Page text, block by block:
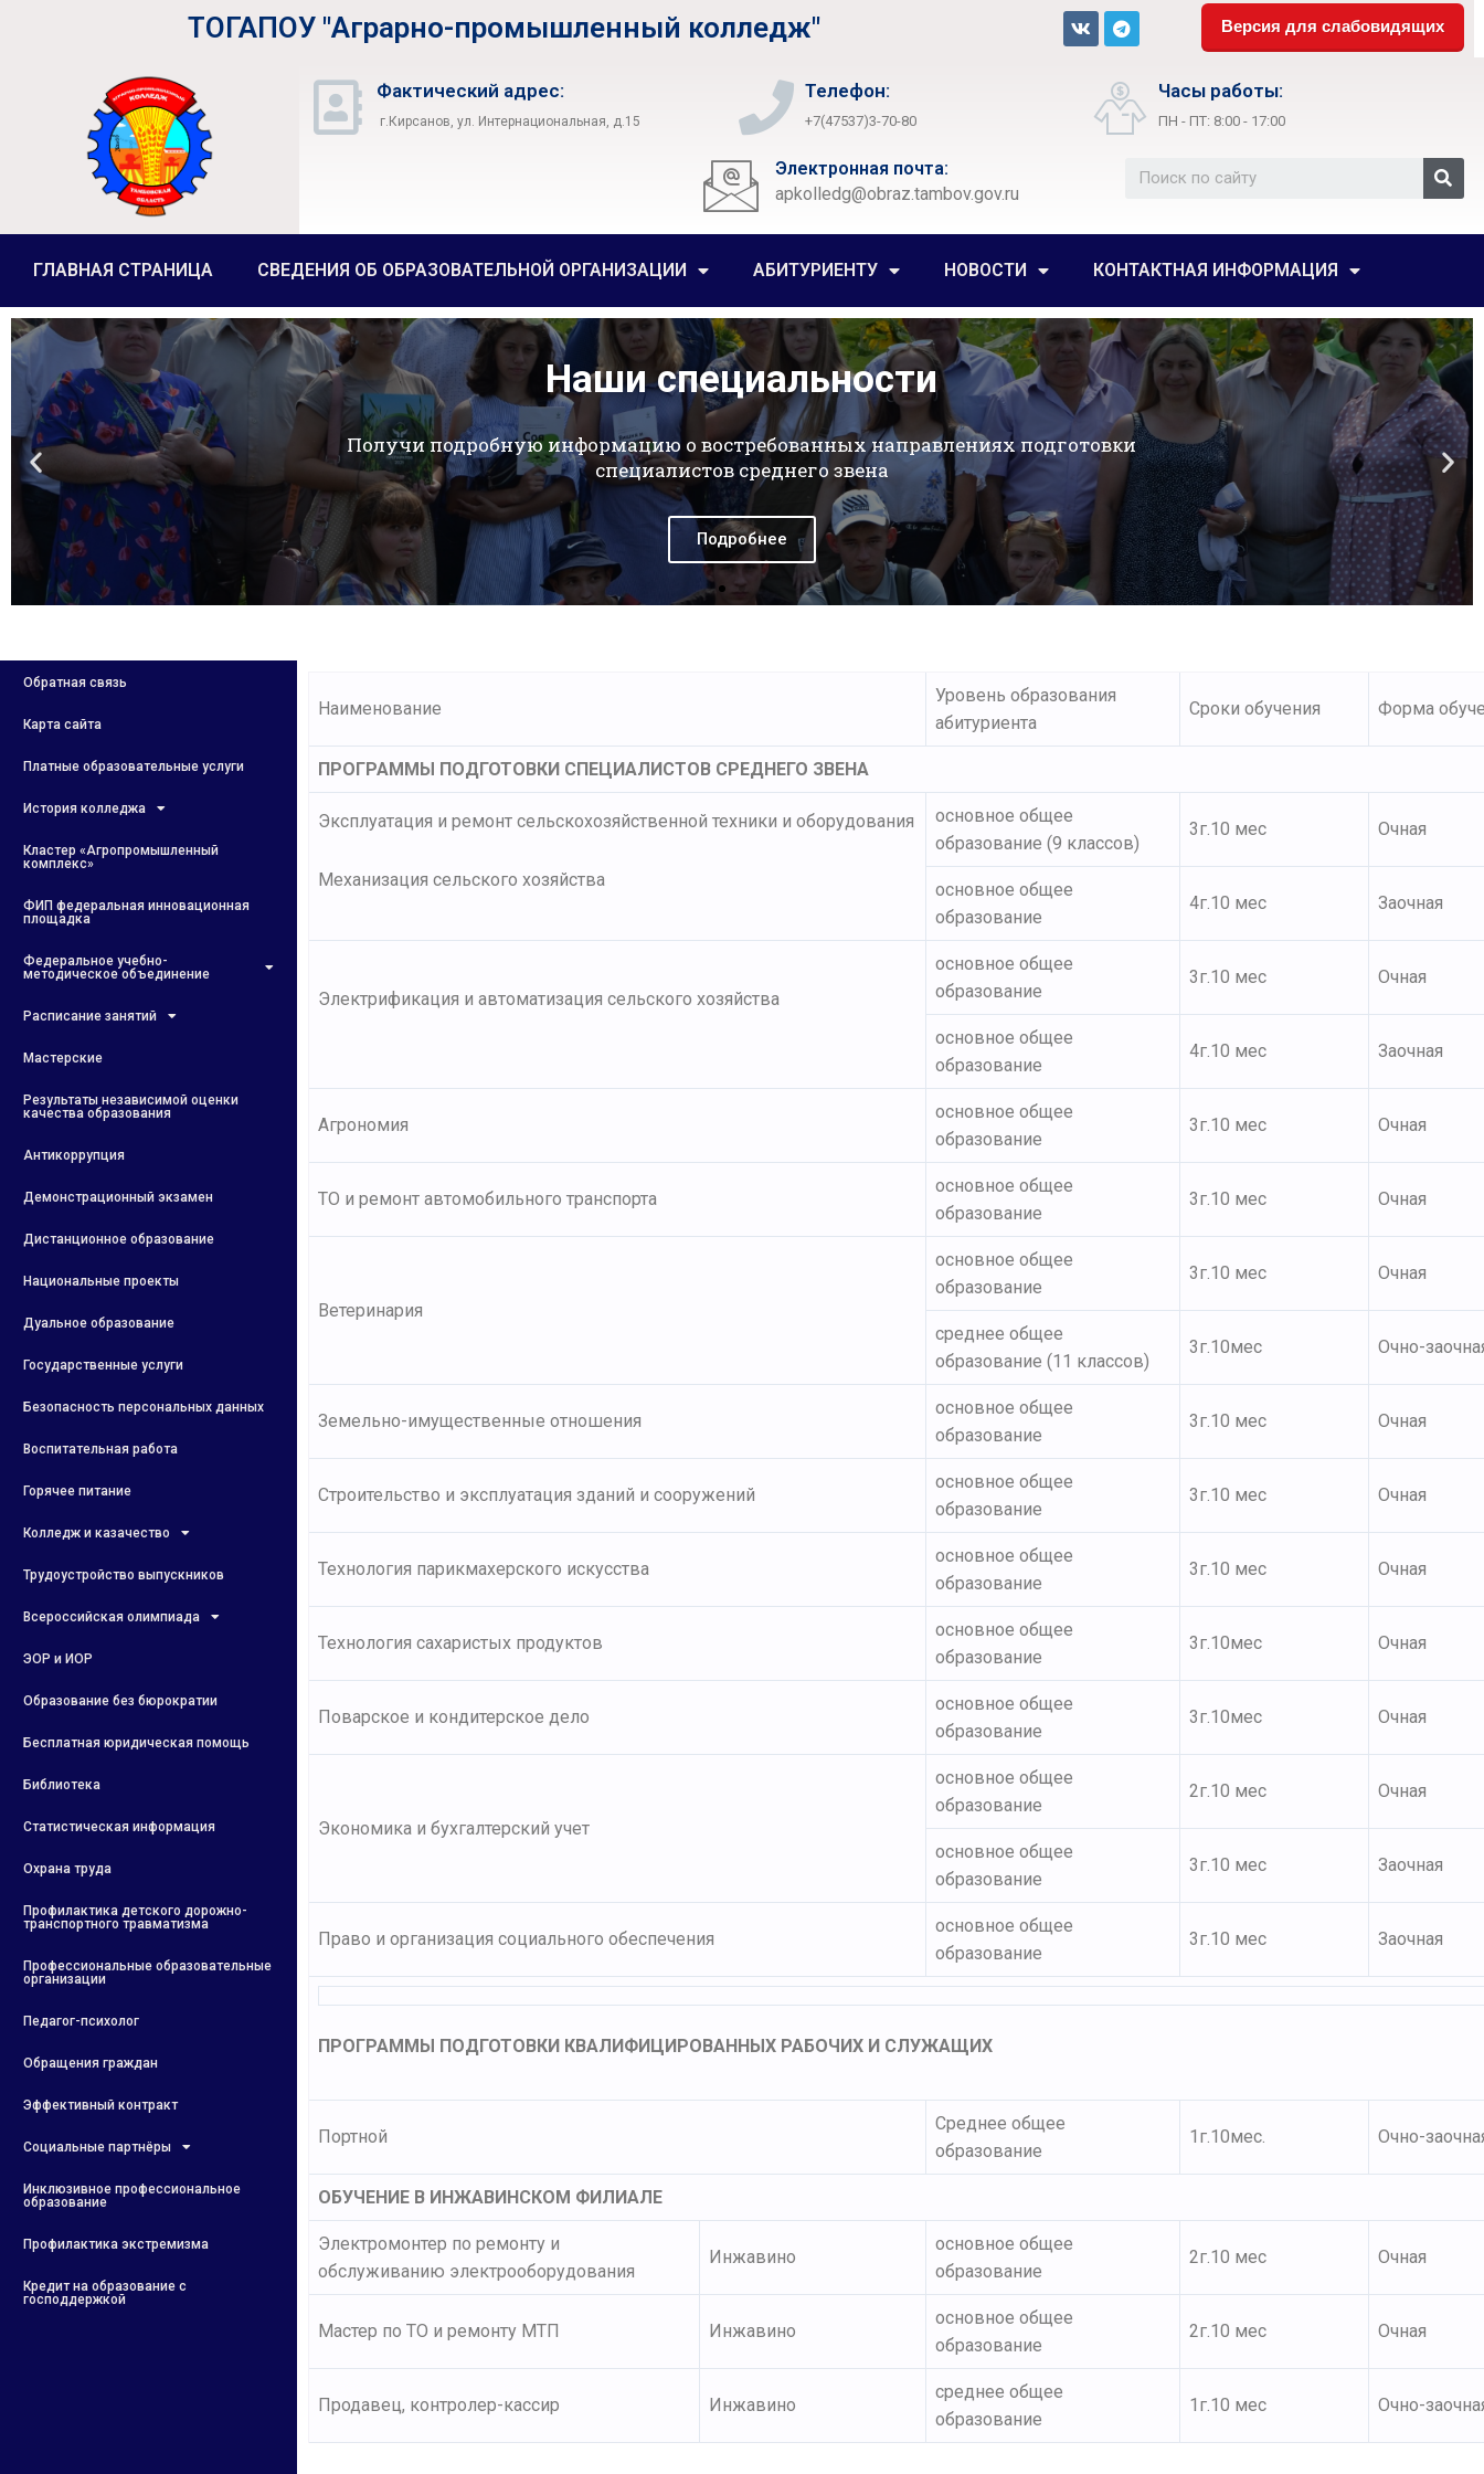
ТОГАПОУ "Аграрно-промышленный колледж" Версия для слабовидящих
Фактический адрес:
г.Кирсанов, ул. Интернациональная, д.15
Телефон:
+7(47537)3-70-80
Часы работы:
ПН - ПТ: 8:00 - 17:00
Электронная почта:
apkolledg@obraz.tambov.gov.ru
ГЛАВНАЯ СТРАНИЦА СВЕДЕНИЯ ОБ ОБРАЗОВАТЕЛЬНОЙ ОРГАНИЗАЦИИ АБИТУРИЕНТУ НОВОСТИ КОНТАКТНАЯ ИНФОРМАЦИЯ
Обратная связь
Карта сайта
Платные образовательные услуги
История колледжа
Кластер «Агропромышленный
комплекс»
ФИП федеральная инновационная
площадка
Федеральное учебно-
методическое объединение
Расписание занятий
Мастерские
Результаты независимой оценки
качества образования
Антикоррупция
Демонстрационный экзамен
Дистанционное образование
Национальные проекты
Дуальное образование
Государственные услуги
Безопасность персональных данных
Воспитательная работа
Горячее питание
Колледж и казачество
Трудоустройство выпускников
Всероссийская олимпиада
ЭОР и ИОР
Образование без бюрократии
Бесплатная юридическая помощь
Библиотека
Статистическая информация
Охрана труда
Профилактика детского дорожно-
транспортного травматизма
Профессиональные образовательные
организации
Педагог-психолог
Обращения граждан
Эффективный контракт
Социальные партнёры
Инклюзивное профессиональное
образование
Профилактика экстремизма
Кредит на образование с
господдержкой
Наименование
Уровень образования
абитуриента
Сроки обучения Форма
ПРОГРАММЫ ПОДГОТОВКИ СПЕЦИАЛИСТОВ СРЕДНЕГО ЗВЕНА
Эксплуатация и ремонт сельскохозяйственной техники и оборудования
Механизация сельского хозяйства
основное общее
образование (9 классов)
3г.10 мес Очная
основное общее
образование
4г.10 мес Заочная
Электрификация и автоматизация сельского хозяйства
основное общее
образование
3г.10 мес Очная
основное общее
образование
4г.10 мес Заочная
Агрономия
основное общее
образование
3г.10 мес Очная
ТО и ремонт автомобильного транспорта
основное общее
образование
3г.10 мес Очная
Ветеринария
основное общее
образование
3г.10 мес Очная
среднее общее
образование (11 классов)
3г.10мес Очно-
Земельно-имущественные отношения
основное общее
образование
3г.10 мес Очная
Строительство и эксплуатация зданий и сооружений
основное общее
образование
3г.10 мес Очная
Технология парикмахерского искусства
основное общее
образование
3г.10 мес Очная
Технология сахаристых продуктов
основное общее
образование
3г.10мес Очная
Поварское и кондитерское дело
основное общее
образование
3г.10мес Очная
Экономика и бухгалтерский учет
основное общее
образование
2г.10 мес Очная
основное общее
образование
3г.10 мес Заочная
Право и организация социального обеспечения
основное общее
образование
3г.10 мес Заочная
ПРОГРАММЫ ПОДГОТОВКИ КВАЛИФИЦИРОВАННЫХ РАБОЧИХ И СЛУЖАЩИХ
Портной
Среднее общее
образование
1г.10мес. Очно-
ОБУЧЕНИЕ В ИНЖАВИНСКОМ ФИЛИАЛЕ
Электромонтер по ремонту и
обслуживанию электрооборудования
Инжавино
основное общее
образование
2г.10 мес Очная
Мастер по ТО и ремонту МТП Инжавино
основное общее
образование
2г.10 мес Очная
Продавец, контролер-кассир Инжавино
среднее общее
образование
1г.10 мес Очно-